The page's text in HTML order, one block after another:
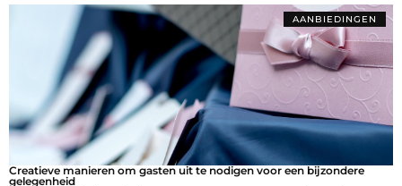
AANBIEDINGEN
Creatieve manieren om gasten uit te nodigen voor een bijzondere
gelegenheid